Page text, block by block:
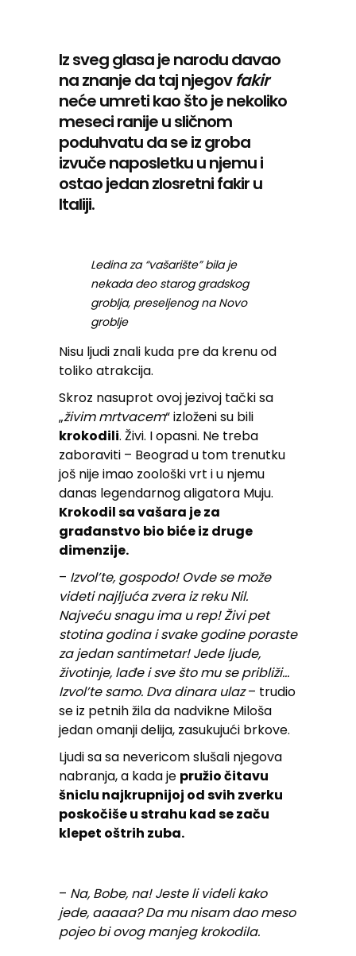
Iz sveg glasa je narodu davao
na znanje da taj njegovfakir
neće umreti kao što je nekoliko
meseci ranije u sličnom
poduhvatu da se iz groba
izvuče naposletku u njemu i
ostao jedan zlosretni fakir u
Italiji.
Ledina za “vašarište” bila je
nekada deo starog gradskog
groblja, preseljenog na Novo
groblje
Nisu ljudi znali kuda pre da krenu od
toliko atrakcija.
Skroz nasuprot ovoj jezivoj tački sa
„živim mrtvacem“ izloženi su bili
krokodili. Živi. I opasni. Ne treba
zaboraviti – Beograd u tom trenutku
još nije imao zoološki vrt i u njemu
danas legendarnog aligatora Muju.
Krokodil sa vašara je za
građanstvo bio biće iz druge
dimenzije.
– Izvol’te, gospodo! Ovde se može
videti najljuća zvera iz reku Nil.
Najveću snagu ima u rep! Živi pet
stotina godina i svake godine poraste
za jedan santimetar! Jede ljude,
životinje, lađe i sve što mu se približi…
Izvol’te samo. Dva dinara ulaz– trudio
se iz petnih žila da nadvikne Miloša
jedan omanji delija, zasukujući brkove.
Ljudi sa sa nevericom slušali njegova
nabranja, a kada je pružio čitavu
šniclu najkrupnijoj od svih zverku
poskočiše u strahu kad se začu
klepet oštrih zuba.
– Na, Bobe, na! Jeste li videli kako
jede, aaaaa? Da mu nisam dao meso
pojeo bi ovog manjeg krokodila.